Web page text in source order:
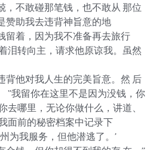
，不敢碰那笔钱，也不敢从 那位
赞助我去违背神旨意的地
留着，因为我不准备再去旅行
泪转向主，请求他原谅我。虽然
背他对我人生的完美旨意。然 后
“我留你在这里不是因为没钱，你
去哪里，无论你做什么，讲道、
面前的秘密档案中记录下
为我服务，但他潜逃了。’